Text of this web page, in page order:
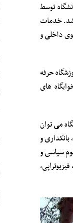
توسط
ترکیه و هم چنین بنیاد آموزش هابالر در سال ۱۹۹۳ تاسیس شد. خدمات
داخلی و
دانشجو و ۱۷۲۰ عضو هیئت علمی بوده و شامل ۱۱ دانشکده، ۷ موسسه، ۷ آموزشگاه حرفه
های
می توان
و
سیاسی و